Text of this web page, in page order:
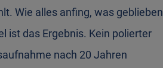
Wie alles anfing, was geblieben
ist das Ergebnis. Kein polierter
nach 20 Jahren